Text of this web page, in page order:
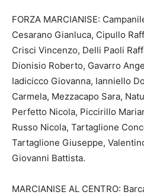
FORZA MARCIANISE:
Cesarano Gianluca, Cipullo
Crisci Vincenzo, Delli Paoli
Dionisio Roberto, Gavarro
Iadicicco Giovanna, Ianniello
Carmela, Mezzacapo Sara,
Perfetto Nicola, Piccirillo
Russo Nicola, Tartaglione
Tartaglione Giuseppe,
Giovanni Battista.
MARCIANISE AL CENTRO: